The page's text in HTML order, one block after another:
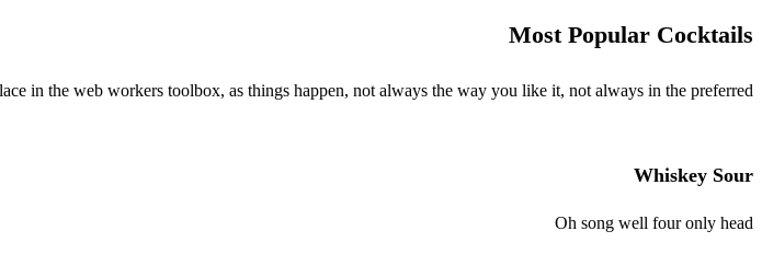
Most Popular Cocktails
in the web workers toolbox, as things happen, not always the way you like it, not always in the preferred.
Whiskey Sour
Oh song well four only head